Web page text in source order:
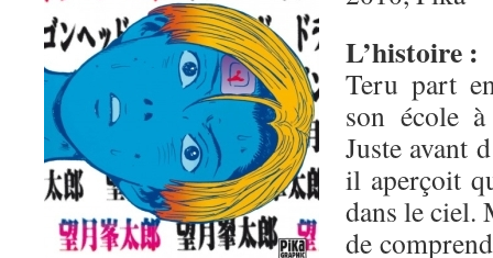
L’histoire :
Teru part
son école
Juste avant
il aperçoit
dans le ciel.
de